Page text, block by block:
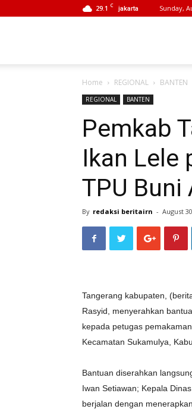
29.1 C jakarta Sunday,
Home REGIONAL BANTEN
REGIONAL BANTEN
Pemkab
Ikan Lele
TPU Buni
By redaksi beritairn - August
Tangerang kabupaten,
Rasyid, menyerahkan
kepada petugas
Kecamatan Sukamulya,
Bantuan diserahkan
Iwan Setiawan; Kepala
berjalan dengan